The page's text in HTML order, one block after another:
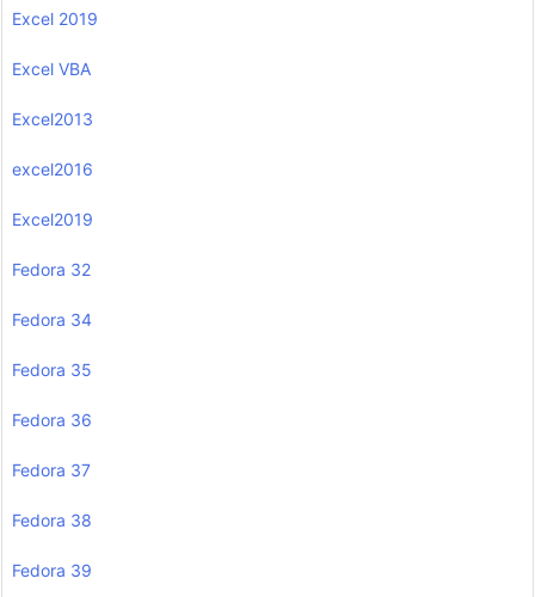
Excel 2019
Excel VBA
Excel2013
excel2016
Excel2019
Fedora 32
Fedora 34
Fedora 35
Fedora 36
Fedora 37
Fedora 38
Fedora 39